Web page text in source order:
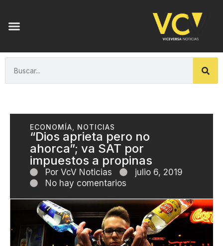
ECONOMÍA, NOTICIAS
“Dios aprieta pero no
ahorca”; va SAT por
impuestos a propinas
Por VcV Noticias
julio 6, 2019
No hay comentarios